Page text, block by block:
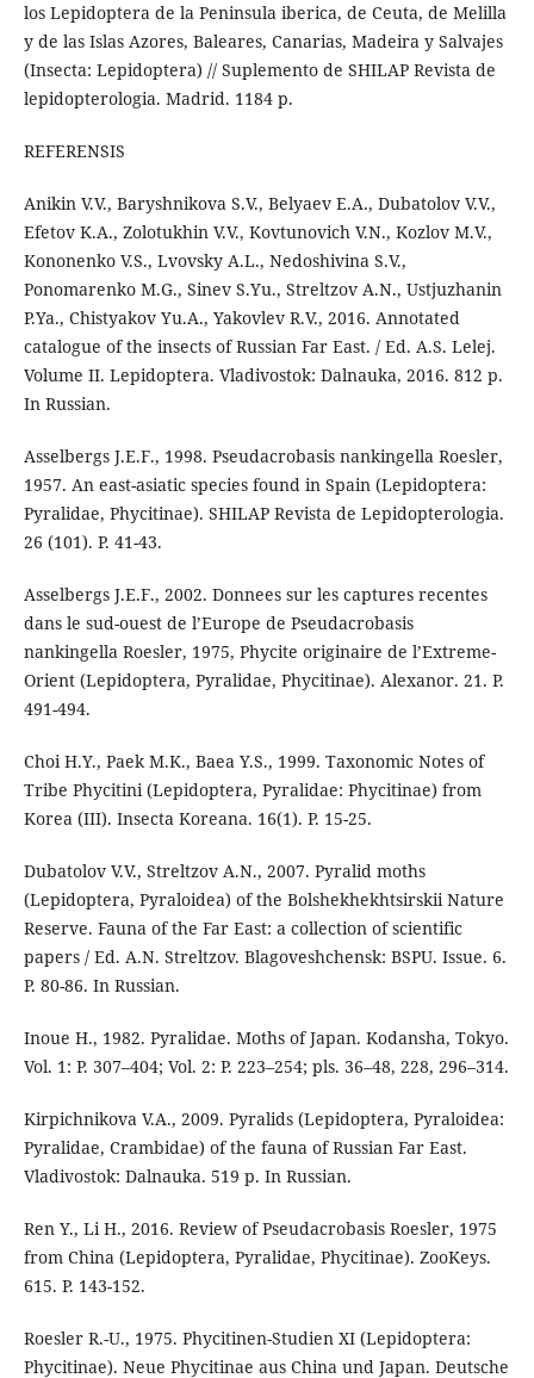
los Lepidoptera de la Peninsula iberica, de Ceuta, de Melilla
y de las Islas Azores, Baleares, Canarias, Madeira y Salvajes
(Insecta: Lepidoptera) // Suplemento de SHILAP Revista de
lepidopterologia. Madrid. 1184 p.
REFERENSIS
Anikin V.V., Baryshnikova S.V., Belyaev E.A., Dubatolov V.V.,
Efetov K.A., Zolotukhin V.V., Kovtunovich V.N., Kozlov M.V.,
Kononenko V.S., Lvovsky A.L., Nedoshivina S.V.,
Ponomarenko M.G., Sinev S.Yu., Streltzov A.N., Ustjuzhanin
P.Ya., Chistyakov Yu.A., Yakovlev R.V., 2016. Annotated
catalogue of the insects of Russian Far East. / Ed. A.S. Lelej.
Volume II. Lepidoptera. Vladivostok: Dalnauka, 2016. 812 p.
In Russian.
Asselbergs J.E.F., 1998. Pseudacrobasis nankingella Roesler,
1957. An east-asiatic species found in Spain (Lepidoptera:
Pyralidae, Phycitinae). SHILAP Revista de Lepidopterologia.
26 (101). P. 41-43.
Asselbergs J.E.F., 2002. Donnees sur les captures recentes
dans le sud-ouest de l’Europe de Pseudacrobasis
nankingella Roesler, 1975, Phycite originaire de l’Extreme-
Orient (Lepidoptera, Pyralidae, Phycitinae). Alexanor. 21. P.
491-494.
Choi H.Y., Paek M.K., Baea Y.S., 1999. Taxonomic Notes of
Tribe Phycitini (Lepidoptera, Pyralidae: Phycitinae) from
Korea (III). Insecta Koreana. 16(1). P. 15-25.
Dubatolov V.V., Streltzov A.N., 2007. Pyralid moths
(Lepidoptera, Pyraloidea) of the Bolshekhekhtsirskii Nature
Reserve. Fauna of the Far East: a collection of scientific
papers / Ed. A.N. Streltzov. Blagoveshchensk: BSPU. Issue. 6.
P. 80-86. In Russian.
Inoue H., 1982. Pyralidae. Moths of Japan. Kodansha, Tokyo.
Vol. 1: P. 307–404; Vol. 2: P. 223–254; pls. 36–48, 228, 296–314.
Kirpichnikova V.A., 2009. Pyralids (Lepidoptera, Pyraloidea:
Pyralidae, Crambidae) of the fauna of Russian Far East.
Vladivostok: Dalnauka. 519 p. In Russian.
Ren Y., Li H., 2016. Review of Pseudacrobasis Roesler, 1975
from China (Lepidoptera, Pyralidae, Phycitinae). ZooKeys.
615. P. 143-152.
Roesler R.-U., 1975. Phycitinen-Studien XI (Lepidoptera:
Phycitinae). Neue Phycitinae aus China und Japan. Deutsche